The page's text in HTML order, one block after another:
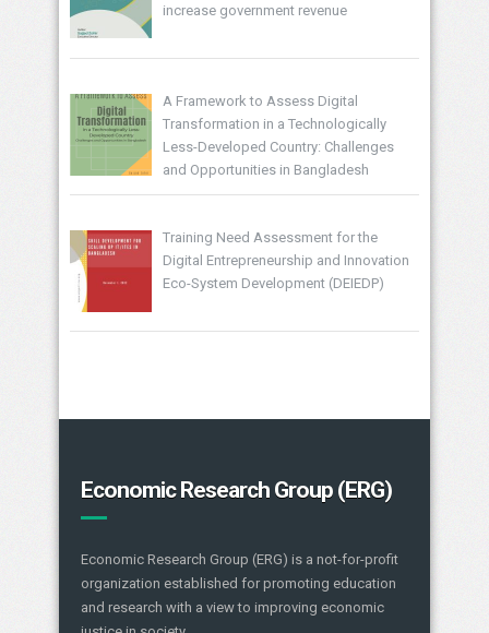
increase government revenue
A Framework to Assess Digital
Transformation in a Technologically
Less-Developed Country: Challenges
and Opportunities in Bangladesh
Training Need Assessment for the
Digital Entrepreneurship and Innovation
Eco-System Development (DEIEDP)
Economic Research Group (ERG)
Economic Research Group (ERG) is a not-for-profit
organization established for promoting education
and research with a view to improving economic